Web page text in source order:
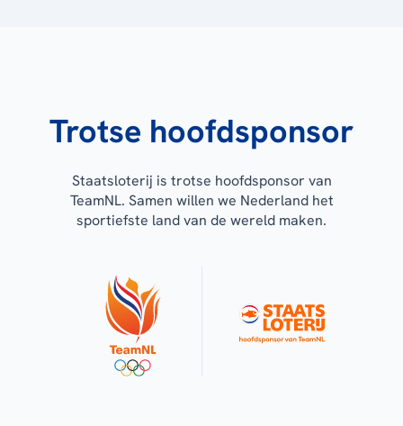
Trotse hoofdsponsor
Staatsloterij is trotse hoofdsponsor van
TeamNL. Samen willen we Nederland het
sportiefste land van de wereld maken.